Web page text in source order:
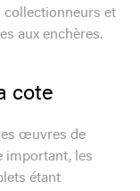
collectionneurs et
aux enchères.
cote
œuvres de
important, les
étant